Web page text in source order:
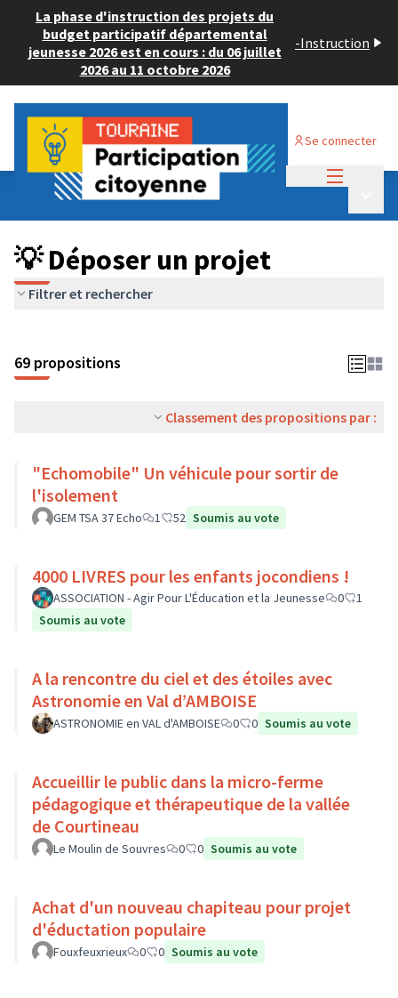
La phase d'instruction des projets du
budget participatif départemental
jeunesse 2026 est en cours : du 06 juillet
2026 au 11 octobre 2026
-Instruction
Se connecter
Budget Participatif ADULTE 2024
💡 Déposer un projet
💡 Déposer un projet
Filtrer et rechercher
69 propositions
Classement des propositions par :
"Echomobile" Un véhicule pour sortir de
l'isolement
GEM TSA 37 Echo 1 52 Soumis au vote
4000 LIVRES pour les enfants jocondiens !
ASSOCIATION - Agir Pour L'Éducation et la Jeunesse 0
1
Soumis au vote
A la rencontre du ciel et des étoiles avec
Astronomie en Val d’AMBOISE
ASTRONOMIE en VAL d'AMBOISE 0 0 Soumis au vote
Accueillir le public dans la micro-ferme
pédagogique et thérapeutique de la vallée
de Courtineau
Le Moulin de Souvres 0 0 Soumis au vote
Achat d'un nouveau chapiteau pour projet
d'éductation populaire
Fouxfeuxrieux 0 0 Soumis au vote